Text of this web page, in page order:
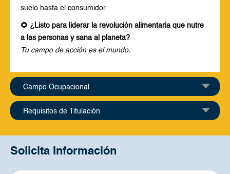
suelo hasta el consumidor.
🌻 ¿Listo para liderar la revolución alimentaria que nutre
a las personas y sana al planeta?
Tu campo de acción es el mundo.
Campo Ocupacional
Requisitos de Titulación
Solicita Información